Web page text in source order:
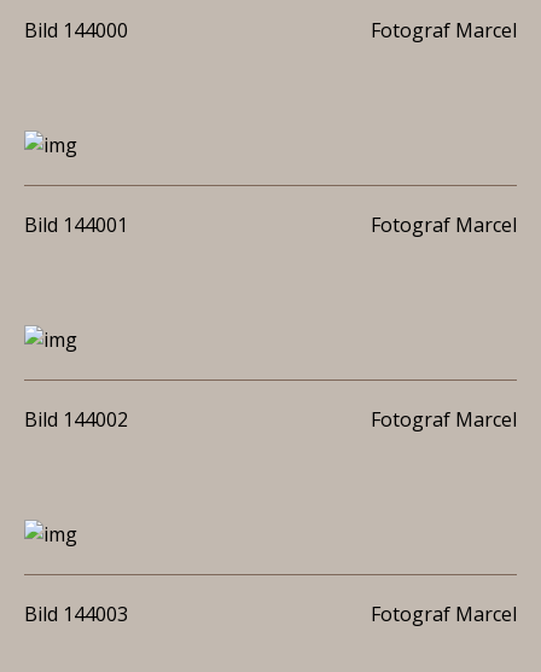
Bild 144000 Fotograf Marcel
Bild 144001 Fotograf Marcel
Bild 144002 Fotograf Marcel
Bild 144003 Fotograf Marcel